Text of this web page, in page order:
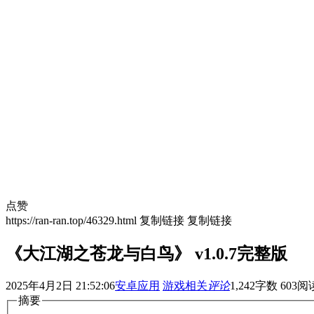
点赞
https://ran-ran.top/46329.html 复制链接 复制链接
《大江湖之苍龙与白鸟》 v1.0.7完整版
2025年4月2日 21:52:06安卓应用 游戏相关评论1,242字数 603阅
摘要